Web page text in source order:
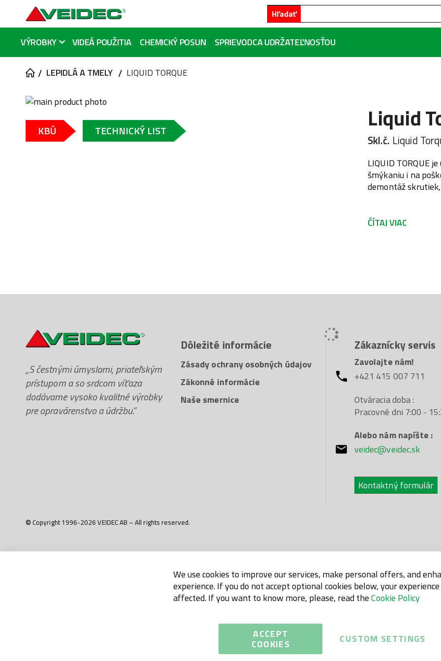
Hľadať
VÝROBKY
VIDEÁ POUŽITIA CHEMICKÝ POSUN SPRIEVODCA UDRŽATEĽNOSŤOU
LEPIDLÁ A TMELY LIQUID TORQUE
Preskočiť
koniec
galérie
začiatok
KBÚ TECHNICKÝ LIST Liquid
Skl.č. Liquid
LIQUID TORQUE
šmýkaniu i na
demontáž
ČÍTAJ VIAC
nástrojov a tým
„S čestnými úmyslami, priateľským
prístupom a so srdcom víťaza
dodávame vysoko kvalitné výrobky
pre opravárenstvo a údržbu.“
Dôležité informácie
Zásady ochrany osobných údajov
Zákonné informácie
Naše smernice
Zákaznícky servis
Zavolajte nám!
+421 415 007 711
Otváracia doba :
Pracovné dni 7:00 -
Alebo nám napíšte :
veidec@veidec.sk
Kontaktný formulár
© Copyright 1996-2026 VEIDEC AB – All rights reserved.
We use cookies to improve our services, make personal offers, and
experience. If you do not accept optional cookies below, your
affected. If you want to know more, please, read theCookie Policy
ACCEPT
COOKIES CUSTOM SETTINGS